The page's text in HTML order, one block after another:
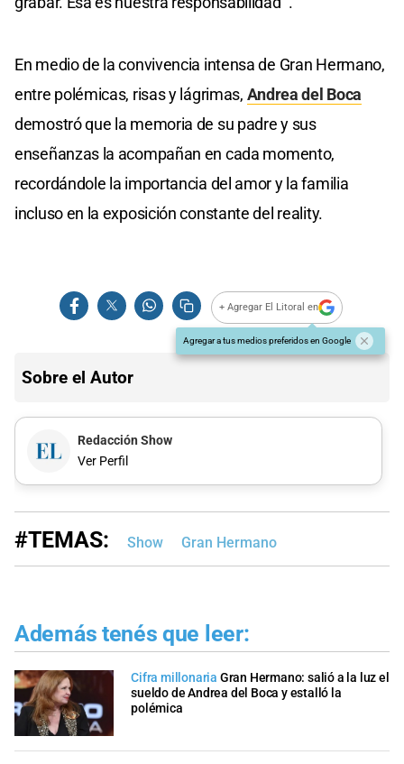
En medio de la convivencia intensa de Gran Hermano,
entre polémicas, risas y lágrimas, Andrea del Boca
demostró que la memoria de su padre y sus
enseñanzas la acompañan en cada momento,
recordándole la importancia del amor y la familia
incluso en la exposición constante del reality.
+ Agregar El Litoral en
Agregar a tus medios preferidos en Google
Sobre el Autor
Redacción Show
Ver Perfil
#TEMAS: Show Gran Hermano
Además tenés que leer:
Cifra millonaria Gran Hermano: salió a la luz el
sueldo de Andrea del Boca y estalló la
polémica